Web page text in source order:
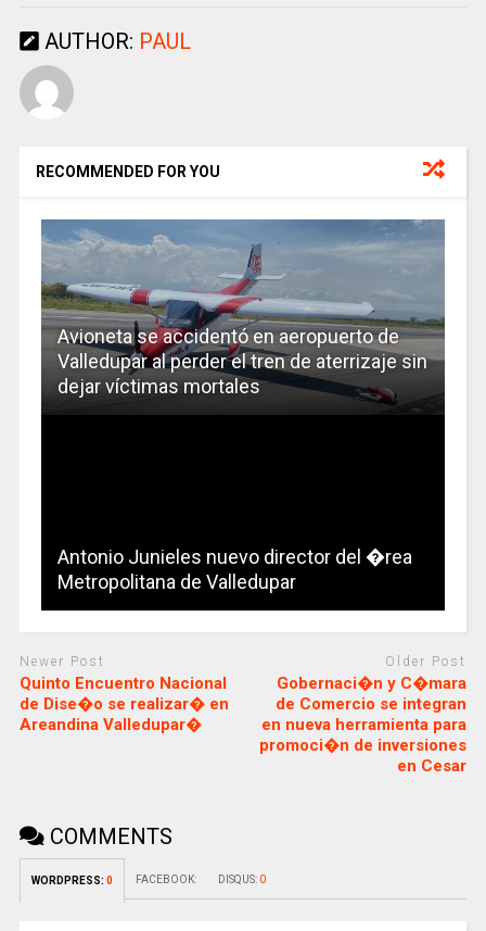
AUTHOR: PAUL
RECOMMENDED FOR YOU
Avioneta se accidentó en aeropuerto de
Valledupar al perder el tren de aterrizaje sin
dejar víctimas mortales
Antonio Junieles nuevo director del �rea
Metropolitana de Valledupar
Newer Post
Quinto Encuentro Nacional
de Dise�o se realizar� en
Areandina Valledupar�
Older Post
Gobernaci�n y C�mara
de Comercio se integran
en nueva herramienta para
promoci�n de inversiones
en Cesar
COMMENTS
WORDPRESS: 0 FACEBOOK: DISQUS: 0